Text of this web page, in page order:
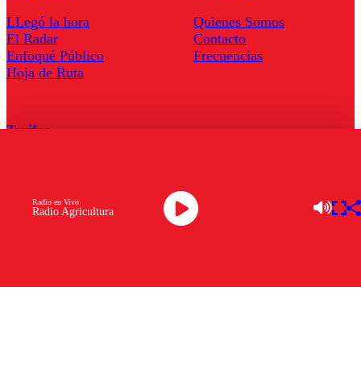
Radio Agricultura
Radio en Vivo
LLegó la hora
El Radar
Enfoqué Público
Hoja de Ruta
Quienes Somos
Contacto
Frecuencias
Tarifas
Descarga la APP